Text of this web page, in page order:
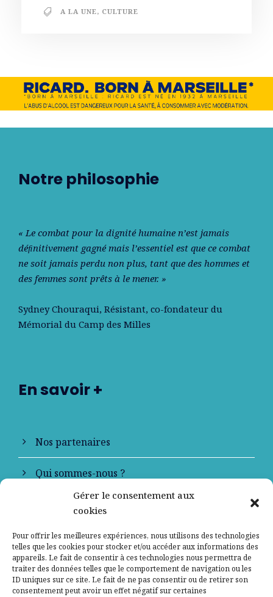
Gérer le consentement aux
cookies
Pour offrir les meilleures expériences, nous utilisons des technologies
telles que les cookies pour stocker et/ou accéder aux informations des
appareils. Le fait de consentir à ces technologies nous permettra de
traiter des données telles que le comportement de navigation ou les
ID uniques sur ce site. Le fait de ne pas consentir ou de retirer son
consentement peut avoir un effet négatif sur certaines
A LA UNE, CULTURE
Notre philosophie
« Le combat pour la dignité humaine n’est jamais
déﬁnitivement gagné mais l’essentiel est que ce combat
ne soit jamais perdu non plus, tant que des hommes et
des femmes sont prêts à le mener. »
Sydney Chouraqui, Résistant, co-fondateur du
Mémorial du Camp des Milles
En savoir +
Nos partenaires
Qui sommes-nous ?
Contactez-nous
Mentions légales
Politique de confidentialité